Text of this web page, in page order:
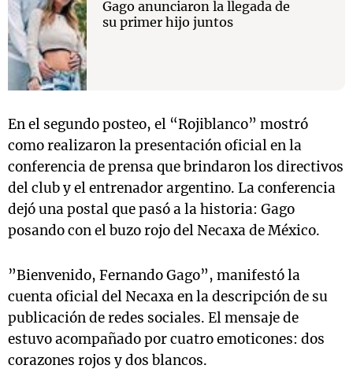
Gago anunciaron la llegada de
su primer hijo juntos
En el segundo posteo, el “Rojiblanco” mostró
como realizaron la presentación oficial en la
conferencia de prensa que brindaron los directivos
del club y el entrenador argentino. La conferencia
dejó una postal que pasó a la historia: Gago
posando con el buzo rojo del Necaxa de México.
”Bienvenido, Fernando Gago”, manifestó la
cuenta oficial del Necaxa en la descripción de su
publicación de redes sociales. El mensaje de
estuvo acompañado por cuatro emoticones: dos
corazones rojos y dos blancos.